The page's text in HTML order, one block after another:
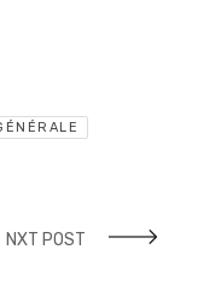
NXT POST